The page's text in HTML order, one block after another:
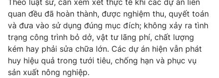
Theo luật sư, cần xem xét thực tế khi các dự án liên
quan đều đã hoàn thành, được nghiệm thu, quyết toán
và đưa vào sử dụng đúng mục đích; không xảy ra tình
trạng công trình bỏ dở, vật tư lãng phí, chất lượng
kém hay phải sửa chữa lớn. Các dự án hiện vẫn phát
huy hiệu quả trong tưới tiêu, chống hạn và phục vụ
sản xuất nông nghiệp.